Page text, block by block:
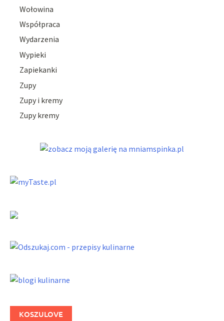
Wołowina
Współpraca
Wydarzenia
Wypieki
Zapiekanki
Zupy
Zupy i kremy
Zupy kremy
KOSZULOVE